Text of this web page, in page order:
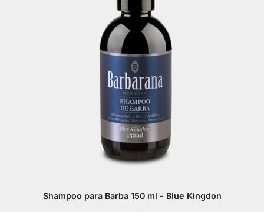
Shampoo para Barba 150 ml - Blue Kingdon